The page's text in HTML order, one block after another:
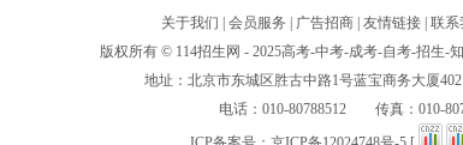
关于我们 会员服务 广告招商| 友情链接| 联系
版权所有 © 114招生网 - 2025高考-中考-成考-自考-招生-
地址：北京市东城区胜古中路1号蓝宝商务大厦
电话：010-80788512 传真：010-